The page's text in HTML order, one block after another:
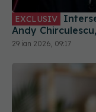
EXCLUSIV
Andy
29 ian 2026, 09:17